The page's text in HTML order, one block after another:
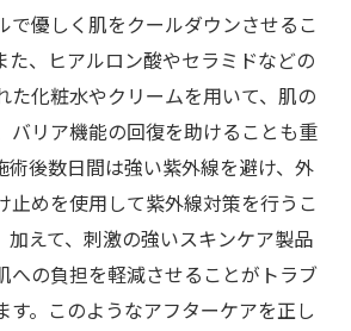
で優しく肌をクールダウンさせるこ
た、ヒアルロン酸やセラミドなどの
た化粧水やクリームを用いて、肌の
バリア機能の回復を助けることも重
術後数日間は強い紫外線を避け、外
止めを使用して紫外線対策を行うこ
加えて、刺激の強いスキンケア製品
への負担を軽減させることがトラブ
す。このようなアフターケアを正し